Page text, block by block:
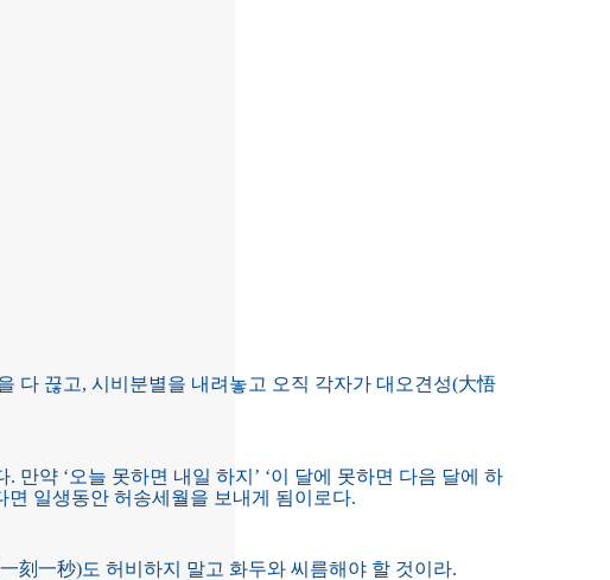
다 끊고, 시비분별을 내려놓고 오직 각자가 대오견성(大悟
약 ‘오늘 못하면 내일 하지’ ‘이 달에 못하면 다음 달에 하
면 일생동안 허송세월을 보내게 됨이로다.
刻一秒)도 허비하지 말고 화두와 씨름해야 할 것이라.